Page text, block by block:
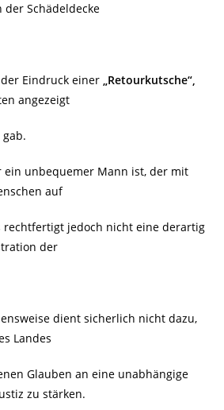
der Schädeldecke
Eindruck einer „Retourkutsche“,
angezeigt
ein unbequemer Mann ist, der mit
auf
rechtfertigt jedoch nicht eine derartig
der
dient sicherlich nicht dazu,
Landes
Glauben an eine unabhängige
zu stärken.